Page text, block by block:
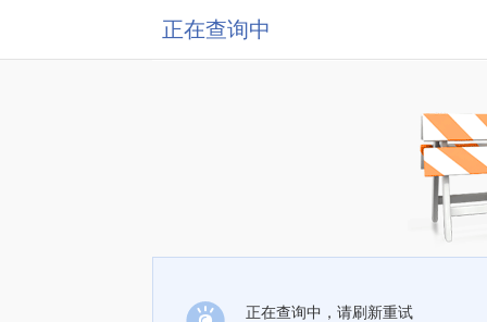
正在查询中
正在查询中，请刷新重试